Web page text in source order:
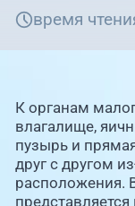
время
К органам
влагалище,
пузырь и
друг с другом
расположения.